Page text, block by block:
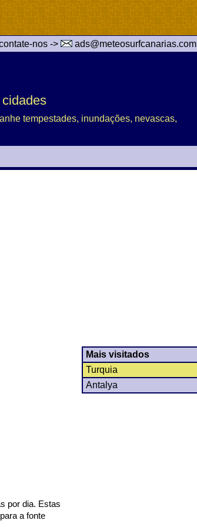
nos -> ads@meteosurfcanarias.com
tempestades, inundações, nevascas,
por dia. Estas
a fonte
Mais visitados
Turquia
Antalya